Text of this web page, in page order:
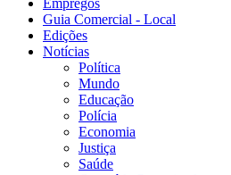
Guia Comercial - Local
Edições
Notícias
Política
Mundo
Educação
Polícia
Economia
Justiça
Saúde